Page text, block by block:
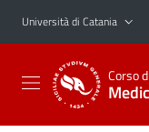
Vai al contenuto
Vai al menu di
Università di Catania
Corso